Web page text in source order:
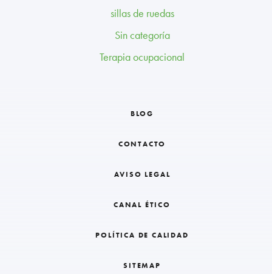
sillas de ruedas
Sin categoría
Terapia ocupacional
BLOG
CONTACTO
AVISO LEGAL
CANAL ÉTICO
POLÍTICA DE CALIDAD
SITEMAP